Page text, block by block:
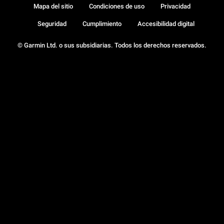
© Garmin Ltd. o sus subsidiarias. Todos los derechos reservados.
Mapa del sitio Condiciones de uso Privacidad
Seguridad Cumplimiento Accesibilidad digital